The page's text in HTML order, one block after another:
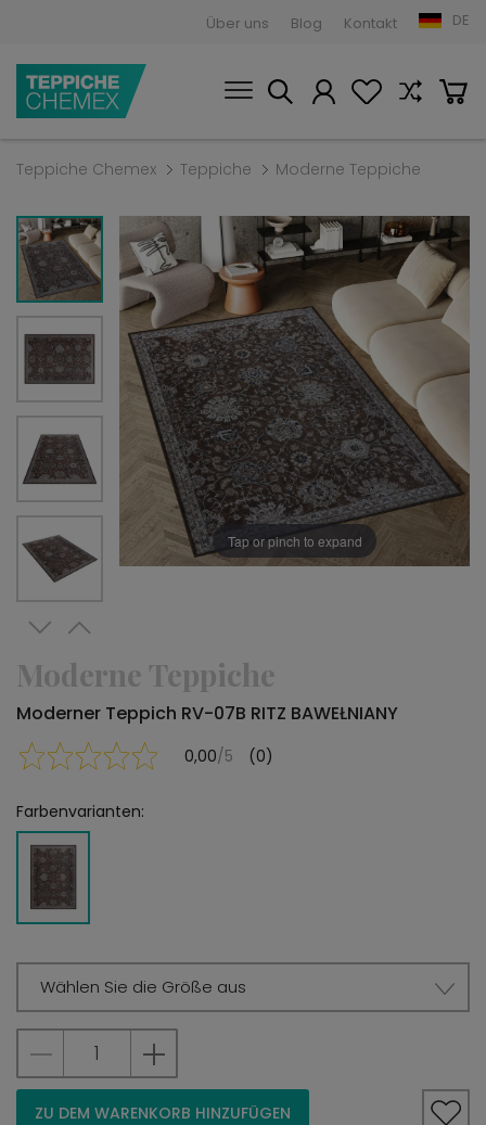
Über uns Blog Kontakt DE
Teppiche Chemex Teppiche Moderne Teppiche
Tap or pinch to expand
Moderne Teppiche
Moderner Teppich RV-07B RITZ BAWEŁNIANY
0,00/5 (0)
Farbenvarianten:
Wählen Sie die Größe aus
ZU DEM WARENKORB HINZUFÜGEN